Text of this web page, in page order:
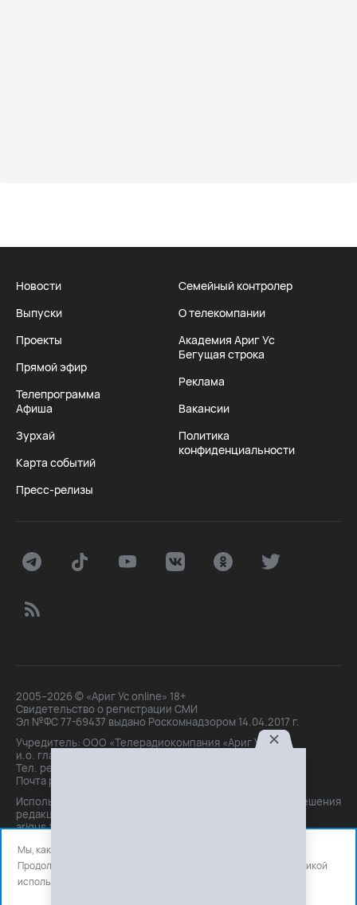
Новости
Выпуски
Проекты
Прямой эфир
Телепрограмма
Афиша
Зурхай
Карта событий
Пресс-релизы
Семейный контролер
О телекомпании
Академия Ариг Ус
Бегущая строка
Реклама
Вакансии
Политика
конфиденциальности
2005–2026 © «Ариг Ус online» 18+
Свидетельство о регистрации СМИ
Эл №ФС 77-69437 выдано Роскомнадзором 14.04.2017 г.
Учредитель: ООО «Телерадиокомпания «Ариг Ус»,
и.о. главного редактора: Маханова О.Б.
Тел. peдakции: +7(3012)21-30-14,
Почта peдakции: editor@arigus.tv
Использование материалов только с письменного разрешения
редакции. При цитировании прямая активная ссылка на
arigus.tv обязательна.
Мы, как и все используем файлы cookie и сервисы аналитики.
Продолжая использовать сайт, вы соглашаетесь с нашей
политикой
использования